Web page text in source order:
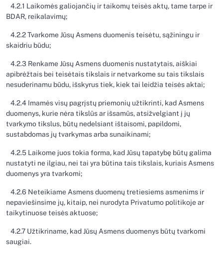
4.2.1 Laikomės galiojančių ir taikomų teisės aktų, tame tarpe ir
BDAR, reikalavimų;
4.2.2 Tvarkome Jūsų Asmens duomenis teisėtu, sąžiningu ir
skaidriu būdu;
4.2.3 Renkame Jūsų Asmens duomenis nustatytais, aiškiai
apibrėžtais bei teisėtais tikslais ir netvarkome su tais tikslais
nesuderinamu būdu, išskyrus tiek, kiek tai leidžia teisės aktai;
4.2.4 Imamės visų pagrįstų priemonių užtikrinti, kad Asmens
duomenys, kurie nėra tikslūs ar išsamūs, atsižvelgiant į jų
tvarkymo tikslus, būtų nedelsiant ištaisomi, papildomi,
sustabdomas jų tvarkymas arba sunaikinami;
4.2.5 Laikome juos tokia forma, kad Jūsų tapatybę būtų galima
nustatyti ne ilgiau, nei tai yra būtina tais tikslais, kuriais Asmens
duomenys yra tvarkomi;
4.2.6 Neteikiame Asmens duomenų tretiesiems asmenims ir
nepaviešinsime jų, kitaip, nei nurodyta Privatumo politikoje ar
taikytinuose teisės aktuose;
4.2.7 Užtikriname, kad Jūsų Asmens duomenys būtų tvarkomi
saugiai.